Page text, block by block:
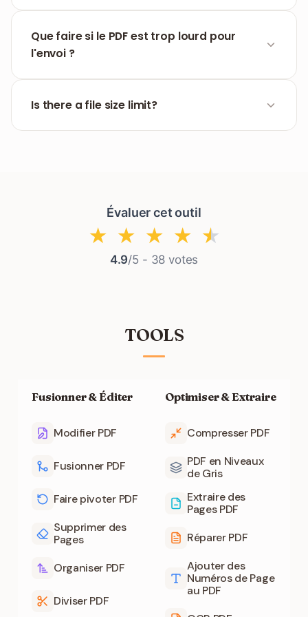
tous les fichiers' dans les paramètres avant le
traitement pour recevoir des fichiers individuels.
Que faire si le PDF est trop lourd pour
l'envoi ?
par notre outil Compresser PDF
Is there a file size limit?
Évaluer cet outil
★ ★ ★ ★ ★
4.9/5 - 38 votes
TOOLS
Fusionner & Éditer
Modifier PDF
Fusionner PDF
Faire pivoter PDF
Supprimer des
Pages
Organiser PDF
Diviser PDF
Optimiser & Extraire
Compresser PDF
PDF en Niveaux
de Gris
Extraire des
Pages PDF
Réparer PDF
Ajouter des
Numéros de Page
au PDF